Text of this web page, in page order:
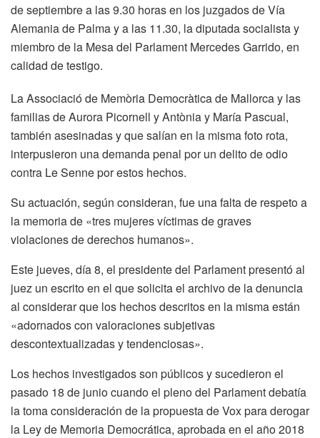
de septiembre a las 9.30 horas en los juzgados de Vía
Alemania de Palma y a las 11.30, la diputada socialista y
miembro de la Mesa del Parlament Mercedes Garrido, en
calidad de testigo.
La Associació de Memòria Democràtica de Mallorca y las
familias de Aurora Picornell y Antònia y María Pascual,
también asesinadas y que salían en la misma foto rota,
interpusieron una demanda penal por un delito de odio
contra Le Senne por estos hechos.
Su actuación, según consideran, fue una falta de respeto a
la memoria de «tres mujeres víctimas de graves
violaciones de derechos humanos».
Este jueves, día 8, el presidente del Parlament presentó al
juez un escrito en el que solicita el archivo de la denuncia
al considerar que los hechos descritos en la misma están
«adornados con valoraciones subjetivas
descontextualizadas y tendenciosas».
Los hechos investigados son públicos y sucedieron el
pasado 18 de junio cuando el pleno del Parlament debatía
la toma consideración de la propuesta de Vox para derogar
la Ley de Memoria Democrática, aprobada en el año 2018